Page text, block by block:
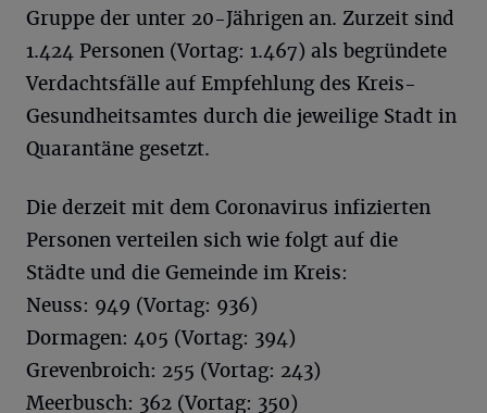
Gruppe der unter 20-Jährigen an. Zurzeit sind
1.424 Personen (Vortag: 1.467) als begründete
Verdachtsfälle auf Empfehlung des Kreis-
Gesundheitsamtes durch die jeweilige Stadt in
Quarantäne gesetzt.
Die derzeit mit dem Coronavirus infizierten
Personen verteilen sich wie folgt auf die
Städte und die Gemeinde im Kreis:
Neuss: 949 (Vortag: 936)
Dormagen: 405 (Vortag: 394)
Grevenbroich: 255 (Vortag: 243)
Meerbusch: 362 (Vortag: 350)